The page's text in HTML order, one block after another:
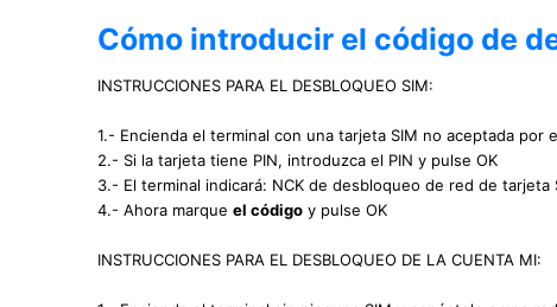
Cómo introducir el código de
INSTRUCCIONES PARA EL DESBLOQUEO SIM:
1.- Encienda el terminal con una tarjeta SIM no aceptada
2.- Si la tarjeta tiene PIN, introduzca el PIN y pulse OK
3.- El terminal indicará: NCK de desbloqueo de red de tarjeta
4.- Ahora marque el código y pulse OK
INSTRUCCIONES PARA EL DESBLOQUEO DE LA CUENTA MI: